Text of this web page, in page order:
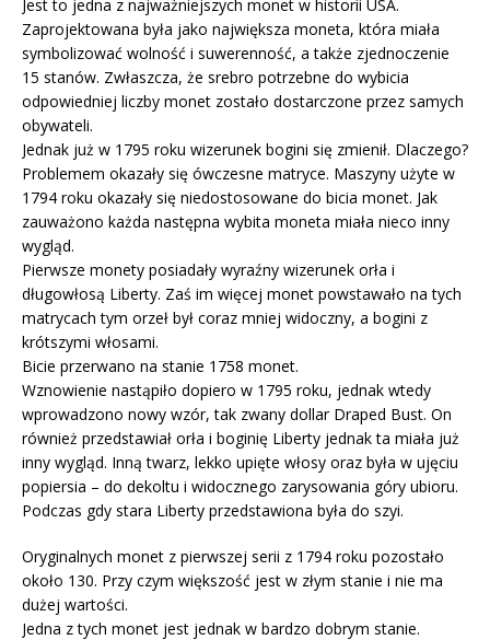
Jest to jedna z najważniejszych monet w historii USA.
Zaprojektowana była jako największa moneta, która miała
symbolizować wolność i suwerenność, a także zjednoczenie
15 stanów. Zwłaszcza, że srebro potrzebne do wybicia
odpowiedniej liczby monet zostało dostarczone przez samych
obywateli.
Jednak już w 1795 roku wizerunek bogini się zmienił. Dlaczego?
Problemem okazały się ówczesne matryce. Maszyny użyte w
1794 roku okazały się niedostosowane do bicia monet. Jak
zauważono każda następna wybita moneta miała nieco inny
wygląd.
Pierwsze monety posiadały wyraźny wizerunek orła i
długowłosą Liberty. Zaś im więcej monet powstawało na tych
matrycach tym orzeł był coraz mniej widoczny, a bogini z
krótszymi włosami.
Bicie przerwano na stanie 1758 monet.
Wznowienie nastąpiło dopiero w 1795 roku, jednak wtedy
wprowadzono nowy wzór, tak zwany dollar Draped Bust. On
również przedstawiał orła i boginię Liberty jednak ta miała już
inny wygląd. Inną twarz, lekko upięte włosy oraz była w ujęciu
popiersia – do dekoltu i widocznego zarysowania góry ubioru.
Podczas gdy stara Liberty przedstawiona była do szyi.
Oryginalnych monet z pierwszej serii z 1794 roku pozostało
około 130. Przy czym większość jest w złym stanie i nie ma
dużej wartości.
Jedna z tych monet jest jednak w bardzo dobrym stanie.